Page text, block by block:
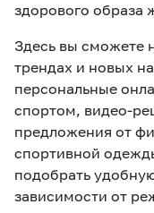
здорового образа
Здесь вы сможете
трендах и новых
персональные
спортом, видео-
предложения от
спортивной
подобрать
зависимости от